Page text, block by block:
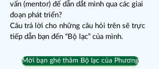
vấn (mentor) để dẫn dắt mình qua các giai
đoạn phát triển?
Câu trả lời cho những câu hỏi trên sẽ trực
tiếp dẫn bạn đến “Bộ lạc” của mình.
Mời bạn ghé thăm Bộ lạc của Phương